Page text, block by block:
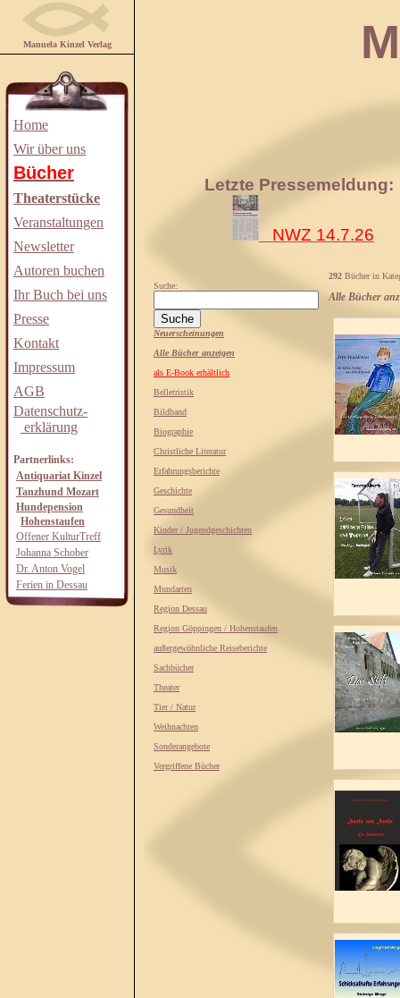
Manuela Kinzel Verlag
Home
Wir über uns
Bücher
Theaterstücke
Veranstaltungen
Newsletter
Autoren buchen
Ihr Buch bei uns
Presse
Kontakt
Impressum
AGB
Datenschutz-
erklärung
Partnerlinks:
Antiquariat Kinzel
Tanzhund Mozart
Hundepension
Hohenstaufen
Offener KulturTreff
Johanna Schober
Dr. Anton Vogel
Ferien in Dessau
Letzte Pressemeldung:
NWZ 14.7.26
Suche:
Neuerscheinungen
Alle Bücher anzeigen
als E-Book erhältlich
Belletristik
Bildband
Biographie
Christliche Literatur
Erfahrungsberichte
Geschichte
Gesundheit
Kinder / Jugendgeschichten
Lyrik
Musik
Mundarten
Region Dessau
Region Göppingen / Hohenstaufen
außergewöhnliche Reiseberichte
Sachbücher
Theater
Tier / Natur
Weihnachten
Sonderangebote
Vergriffene Bücher
292 Bücher in
Alle Bücher